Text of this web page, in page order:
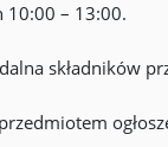
10:00 – 13:00.
składników